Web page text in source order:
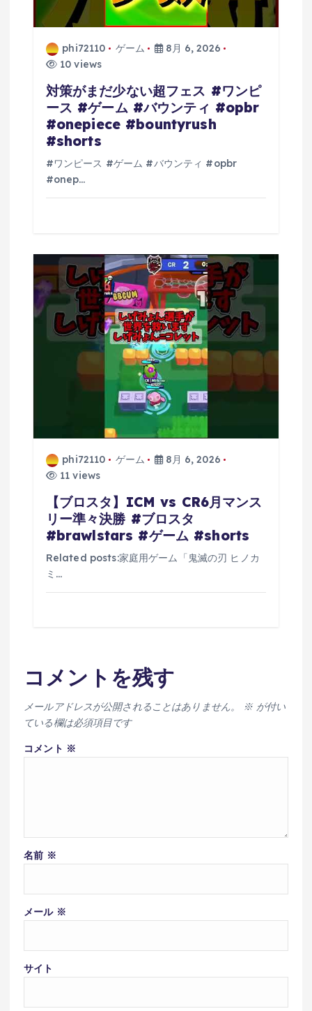
phi72110 ゲーム
8月 6, 2026
10 views
対策がまだ少ない超フェス #ワンピ
ース #ゲーム #バウンティ #opbr
#onepiece #bountyrush
#shorts
#ワンピース #ゲーム #バウンティ #opbr
#onep…
phi72110 ゲーム
8月 6, 2026
11 views
【ブロスタ】ICM vs CR6月マンス
リー準々決勝 #ブロスタ
#brawlstars #ゲーム #shorts
Related posts:家庭用ゲーム「鬼滅の刃 ヒノカ
ミ…
コメントを残す
メールアドレスが公開されることはありません。 ※が付い
ている欄は必須項目です
コメント ※
名前 ※
メール ※
サイト